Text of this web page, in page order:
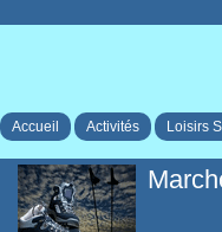
Accueil Activités Loisirs